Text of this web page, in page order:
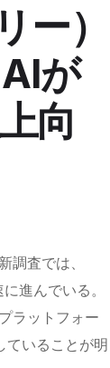
）
が
向
調査では、
進んでいる。
ラットフォー
ていることが明